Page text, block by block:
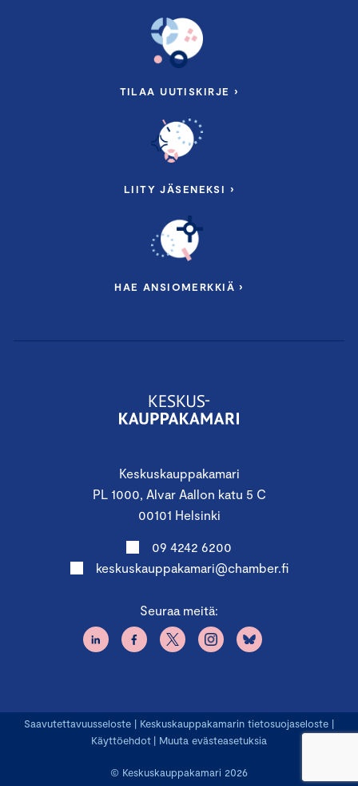
Keskuskauppakamari
PL 1000, Alvar Aallon katu 5 C
00101 Helsinki
09 4242 6200
keskuskauppakamari@chamber.fi
Seuraa meitä:
TILAA UUTISKIRJE ›
LIITY JÄSENEKSI ›
HAE ANSIOMERKKIÄ ›
© Keskuskauppakamari 2026
Saavutettavuusseloste | Keskuskauppakamarin tietosuojaseloste |
Käyttöehdot | Muuta evästeasetuksia